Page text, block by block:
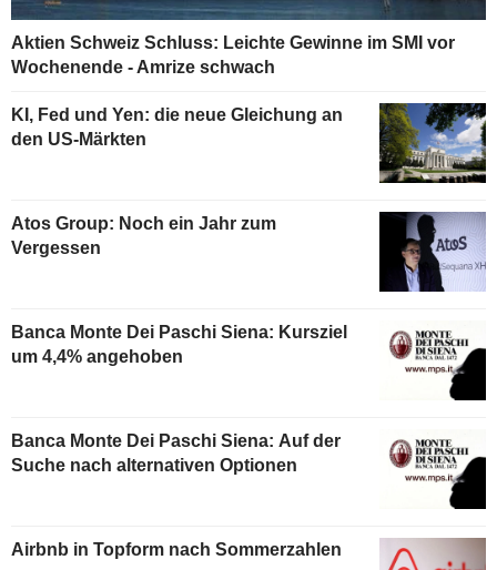
Aktien Schweiz Schluss: Leichte Gewinne im SMI vor
Wochenende - Amrize schwach
KI, Fed und Yen: die neue Gleichung an
den US-Märkten
Atos Group: Noch ein Jahr zum
Vergessen
Banca Monte Dei Paschi Siena: Kursziel
um 4,4% angehoben
Banca Monte Dei Paschi Siena: Auf der
Suche nach alternativen Optionen
Airbnb in Topform nach Sommerzahlen